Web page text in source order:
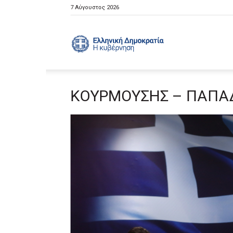
7 Αύγουστος 2026
Κυβέρνηση
ΚΟΥΡΜΟΥΣΗΣ –